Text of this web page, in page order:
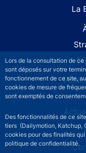
Lors de la consultation de
sont déposés sur votre
fonctionnement de ce site,
cookies de mesure de
sont exemptés de
Des fonctionnalités de ce
tiers (Dailymotion, Katchup,
cookies pour des finalités
politique de confidentialité.
La